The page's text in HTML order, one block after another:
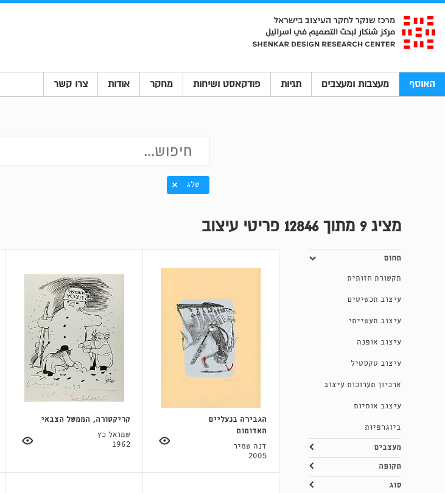
האוסף מעצבות ומעצבים תגיות פודקאסט ושיחות מחקר אודות צרו קשר
שלג
מציג9 מתוך 12846 פריטי עיצוב
תחום
תקשורת חזותית
עיצוב תכשיטים
עיצוב תעשייתי
עיצוב אופנה
עיצוב טקסטיל
ארכיון תערוכות עיצוב
עיצוב אותיות
ביוגרפיות
מעצבים
תקופה
סוג
הגבירה בנעליים
האדומות
דנה שמיר
2005
קריקטורה, הממשל הצבאי
שמואל כץ
1962